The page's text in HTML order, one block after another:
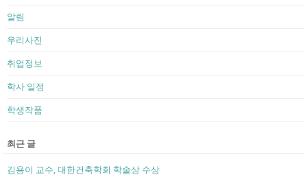
알림
우리사진
취업정보
학사 일정
학생작품
최근 글
김용이 교수, 대한건축학회 학술상 수상